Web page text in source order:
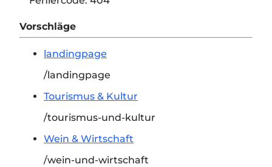
Vorschläge
landingpage
/landingpage
Tourismus & Kultur
/tourismus-und-kultur
Wein & Wirtschaft
/wein-und-wirtschaft